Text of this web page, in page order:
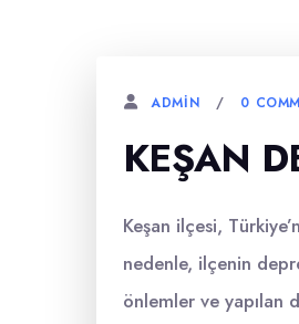
ADMIN 0
KEŞAN
Keşan ilçesi,
nedenle, ilçenin
önlemler ve yapılan